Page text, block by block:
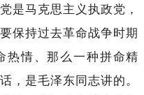
是马克思主义执政党，
保持过去革命战争时期
热情、那么一种拼命精
，是毛泽东同志讲的。